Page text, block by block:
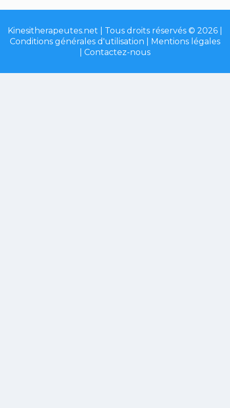
Kinesitherapeutes.net | Tous droits réservés © 2026 |
Conditions générales d'utilisation
Mentions légales
Contactez-nous